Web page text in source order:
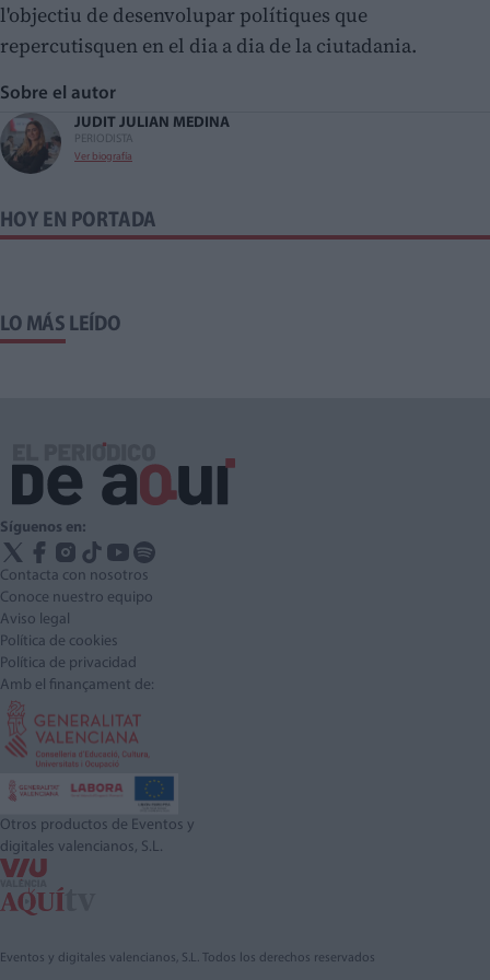
l'objectiu de desenvolupar polítiques que
repercutisquen en el dia a dia de la ciutadania.
Sobre el autor
JUDIT JULIAN MEDINA
PERIODISTA
Ver biografía
HOY EN PORTADA
LO MÁS LEÍDO
Síguenos en:
Contacta con nosotros
Conoce nuestro equipo
Aviso legal
Política de cookies
Política de privacidad
Amb el finançament de:
Otros productos de Eventos y
digitales valencianos, S.L.
Eventos y digitales valencianos, S.L. Todos los derechos reservados